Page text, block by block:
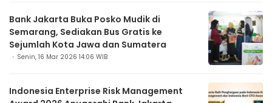
Bank Jakarta Buka Posko Mudik di
Semarang, Sediakan Bus Gratis ke
Sejumlah Kota Jawa dan Sumatera
Senin, 16 Mar 2026 14:06 WIB
Indonesia Enterprise Risk Management